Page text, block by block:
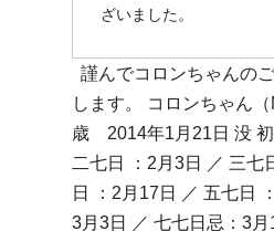
ざいました。
謹んでコロンちゃんの
します。 コロンちゃん
歳 2014年1月21日 没
二七日 ：2月3日 ／ 三七
日 ：2月17日 ／ 五七日
3月3日 ／ 七七日忌：3月